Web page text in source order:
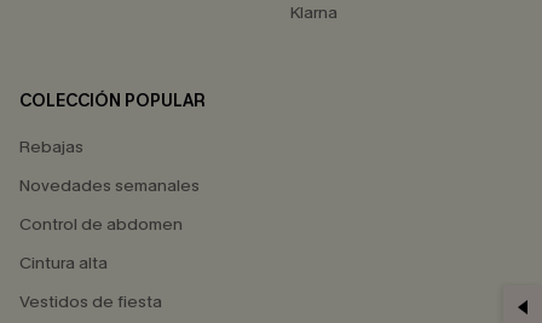
Klarna
COLECCIÓN POPULAR
Rebajas
Novedades semanales
Control de abdomen
Cintura alta
Vestidos de fiesta